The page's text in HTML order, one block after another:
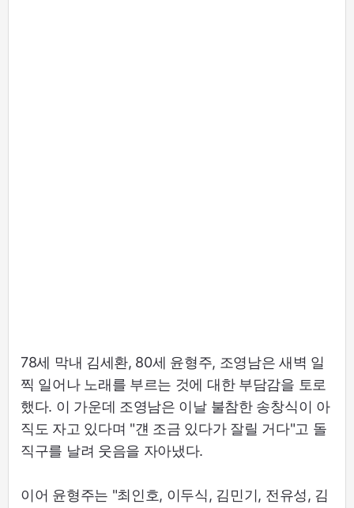
78세 막내 김세환, 80세 윤형주, 조영남은 새벽 일
찍 일어나 노래를 부르는 것에 대한 부담감을 토로
했다. 이 가운데 조영남은 이날 불참한 송창식이 아
직도 자고 있다며 "걘 조금 있다가 잘릴 거다"고 돌
직구를 날려 웃음을 자아냈다.
이어 윤형주는 "최인호, 이두식, 김민기, 전유성, 김